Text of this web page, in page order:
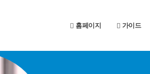
홈페이지 가이드